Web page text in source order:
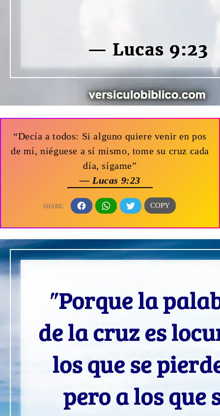
“Decía a todos: Si alguno quiere venir en pos
de mí, niéguese a sí mismo, tome su cruz cada
día, sígame”
— Lucas 9:23